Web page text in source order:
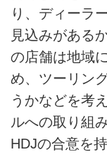
り、ディーラ
見込みがある
の店舗は地域
め、ツーリン
うかなどを考
ルへの取り組
HDJの合意を